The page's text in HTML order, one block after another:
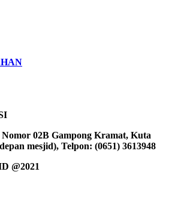
02B Gampong Kramat, Kuta
mesjid), Telpon: (0651) 3613948
@2021